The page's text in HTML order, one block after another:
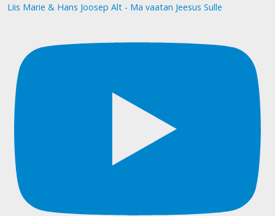
Liis Marie & Hans Joosep Alt - Ma vaatan Jeesus Sulle